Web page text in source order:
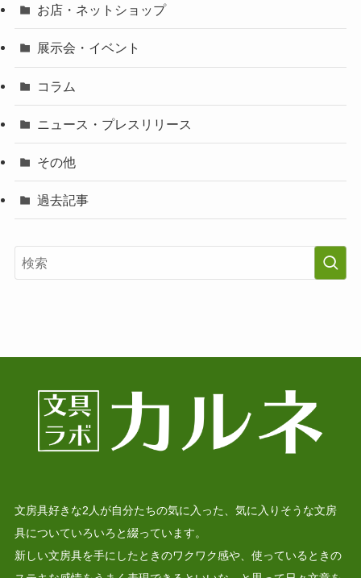
お店・ネットショップ
展示会・イベント
コラム
ニュース・プレスリリース
その他
過去記事
文房具好きな2人が自分たちの気に入った、気に入りそうな文房
具についていろいろと綴っています。
新しい文房具を手にしたときのワクワク感や、使っているときの